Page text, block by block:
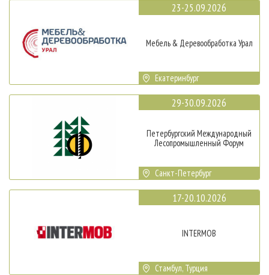
23-25.09.2026
Мебель & Деревообработка Урал
Екатеринбург
29-30.09.2026
Петербургский Международный
Лесопромышленный Форум
Санкт-Петербург
17-20.10.2026
INTERMOB
Стамбул, Турция